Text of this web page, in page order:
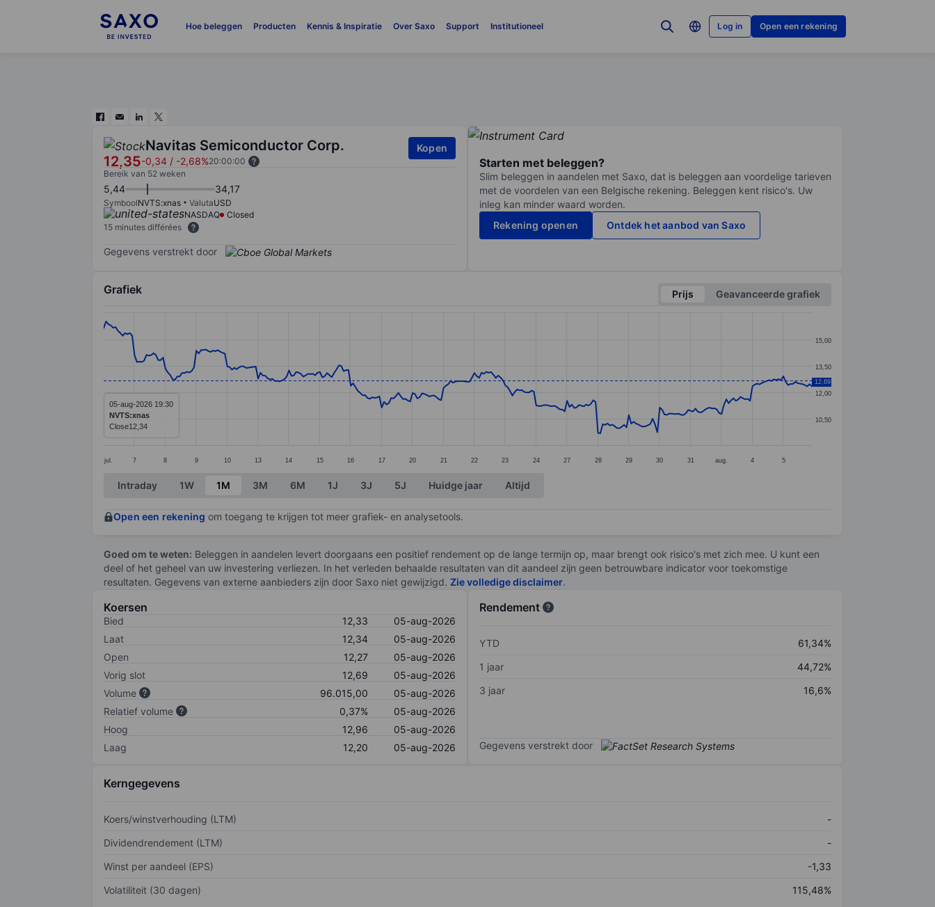
Hoe beleggen Producten Kennis & Inspiratie Over Saxo Support Institutioneel Log in Open een rekening
Navitas Semiconductor Corp.
12,35-0,34 / -2,68%20:00:00
Kopen
Bereik van 52 weken
5,44 34,17
SymboolNVTS:xnas ValutaUSD
NASDAQ
Closed
15 minutes différées
Gegevens verstrekt door
Starten met beleggen?
Slim beleggen in aandelen met Saxo, dat is beleggen aan voordelige tarieven
met de voordelen van een Belgische rekening. Beleggen kent risico's. Uw
inleg kan minder waard worden.
Rekening openen
Ontdek het aanbod van Saxo
Grafiek Prijs
Geavanceerde grafiek
Line chart with 299 data points.
The chart has 1 X axis displaying categories.
The chart has 1 Y axis displaying values. Data ranges from 9.67 to 16.02.
jul. 7 8 9 10 13 14 15 16 17 20 21 22 23 24 27 28 29 30 31 aug. 4 5
10,50
12,00
13,50
15,00
12,69
05-aug-2026 19:30
NVTS:xnas
Close12,34
End of interactive chart.
Intraday 1W 1M 3M 6M 1J 3J 5J Huidge jaar Altijd
Open een rekening om toegang te krijgen tot meer grafiek- en analysetools.
Goed om te weten: Beleggen in aandelen levert doorgaans een positief rendement op de lange termijn op, maar brengt ook risico's met zich mee. U kunt een
deel of het geheel van uw investering verliezen. In het verleden behaalde resultaten van dit aandeel zijn geen betrouwbare indicator voor toekomstige
resultaten. Gegevens van externe aanbieders zijn door Saxo niet gewijzigd. Zie volledige disclaimer.
Koersen
Bied 12,33
05-aug-2026
Laat
12,34
05-aug-2026
Open
12,27
05-aug-2026
Vorig slot
12,69
05-aug-2026
Volume
96.015,00
05-aug-2026
Relatief volume
0,37%
05-aug-2026
Hoog
12,96
05-aug-2026
Laag
12,20 05-aug-2026
Rendement
YTD
61,34%
1 jaar
44,72%
3 jaar
16,6%
Gegevens verstrekt door
Kerngegevens
Koers/winstverhouding (LTM)
-
Dividendrendement (LTM)
-
Winst per aandeel (EPS)
-1,33
Volatiliteit (30 dagen)
115,48%